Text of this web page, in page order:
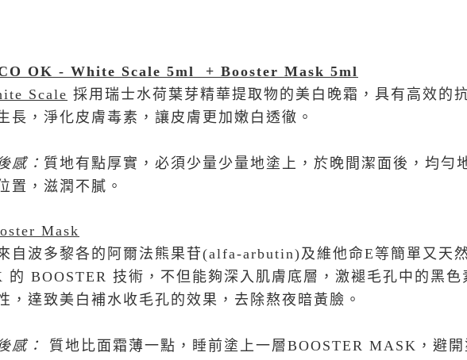
OK - White Scale 5ml + Booster Mask 5ml
Scale 採用瑞士水荷葉芽精華提取物的美白晚霜，具有高效的
長，淨化皮膚毒素，讓皮膚更加嫩白透徹。
感： 質地有點厚實，必須少量少量地塗上，於晚間潔面後，均勻
置，滋潤不膩。
Mask
自波多黎各的阿爾法熊果苷(alfa-arbutin)及維他命E等簡單又天
的 BOOSTER 技術，不但能夠深入肌膚底層，激褪毛孔中的黑色
，達致美白補水收毛孔的效果，去除熬夜暗黃臉。
感： 質地比面霜薄一點，睡前塗上一層BOOSTER MASK，避